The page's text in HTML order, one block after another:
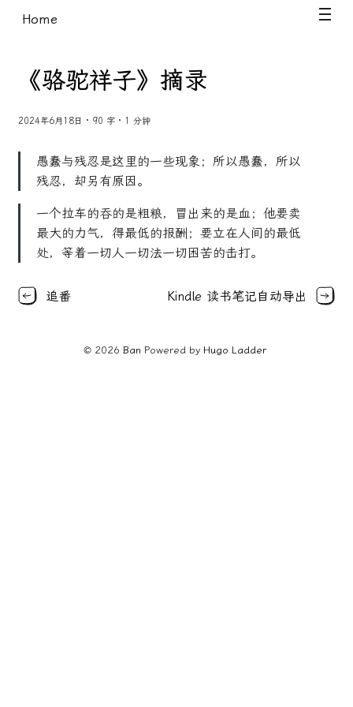
Home
《骆驼祥子》摘录
2024年6月18日 · 90 字 · 1 分钟
愚蠢与残忍是这里的一些现象；所以愚蠢，所以
残忍，却另有原因。
一个拉车的吞的是粗粮，冒出来的是血；他要卖
最大的力气，得最低的报酬；要立在人间的最低
处，等着一切人一切法一切困苦的击打。
追番 Kindle 读书笔记自动导出
© 2026 Ban Powered by Hugo️️ Ladder️